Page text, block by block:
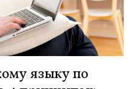
языку по